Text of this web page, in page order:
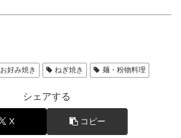
お好み焼き ねぎ焼き 麺・粉物料理
シェアする
X コピー